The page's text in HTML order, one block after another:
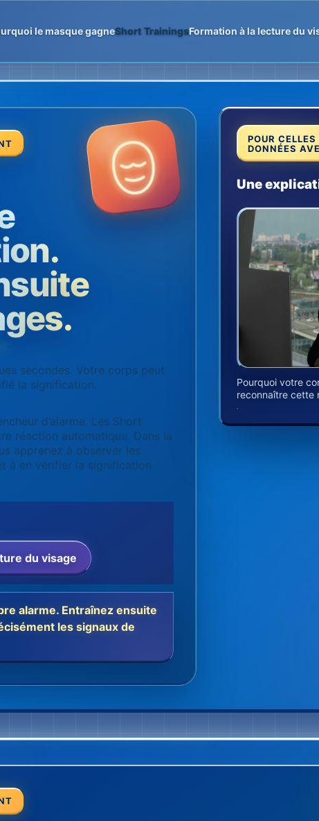
le masque gagneShort TrainingsFormation à la lecture du
secondes. Votre corps peut
la signification.
d’alarme. Les Short
réaction automatique. Dans la
apprenez à observer les
à en vérifier la signification
du visage
alarme. Entraînez ensuite
les signaux de
POUR
DONNÉES
Une
Pourquoi votre
reconnaître cette